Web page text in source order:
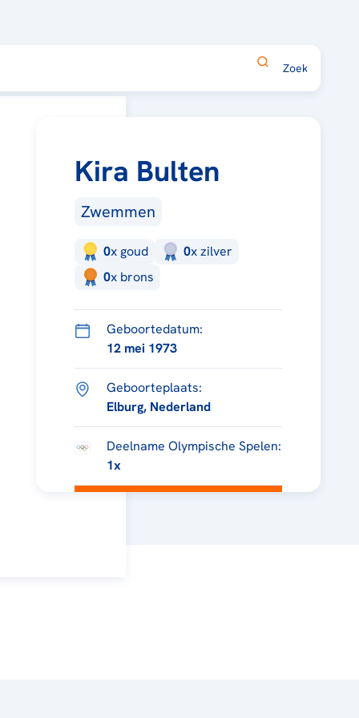
Kira Bulten
Zwemmen
0x goud 0xzilver
0x brons
Geboortedatum:
12 mei 1973
Geboorteplaats:
Elburg, Nederland
Deelname Olympische Spelen:
1x